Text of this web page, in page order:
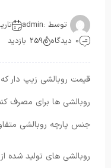
توسط :admin
0 دیدگاه
259 بازدید
قیمت روبالشی زیپ دار
روبالشی ها برای مصرف
جنس پارچه روبالشی
روبالشی های تولید شده